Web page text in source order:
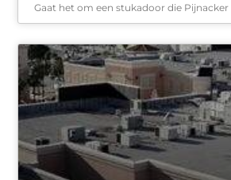
Gaat het om een stukadoor die Pijnacker